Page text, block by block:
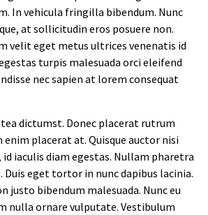
In vehicula fringilla bibendum. Nunc
at sollicitudin eros posuere non.
velit eget metus ultrices venenatis id
turpis malesuada orci eleifend
nec sapien at lorem consequat
dictumst. Donec placerat rutrum
placerat at. Quisque auctor nisi
iaculis diam egestas. Nullam pharetra
Duis eget tortor in nunc dapibus lacinia.
justo bibendum malesuada. Nunc eu
nulla ornare vulputate. Vestibulum